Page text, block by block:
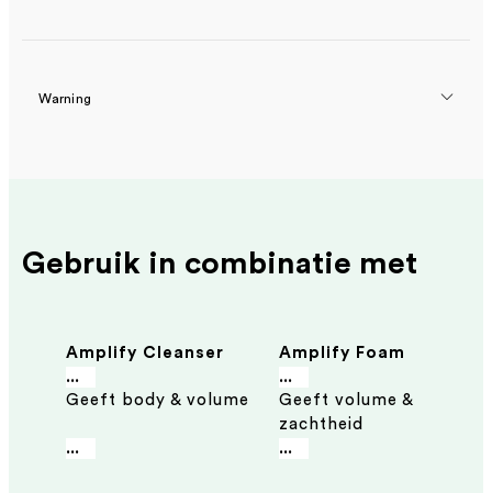
Warning
Gebruik in combinatie met
Amplify Cleanser
300 ml - Natuurlijke
shampoo voor fijn
...
Geeft body & volume
...
Amplify Foam
Conditioner 200 ml -
Natuurlijke
conditioner voor fijn
haar
...
Geeft volume &
zachtheid
...